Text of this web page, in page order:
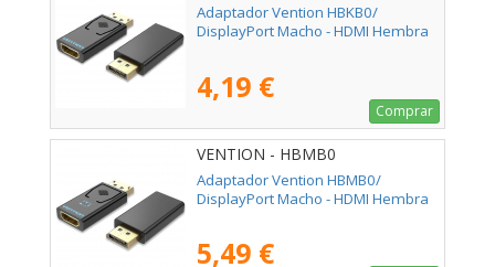
Adaptador Vention HBKB0/
DisplayPort Macho - HDMI Hembra
4,19 €
Comprar
VENTION - HBMB0
Adaptador Vention HBMB0/
DisplayPort Macho - HDMI Hembra
5,49 €